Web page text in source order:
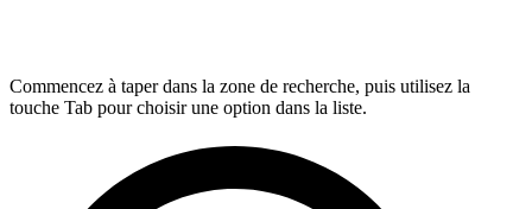
Commencez à taper dans la zone de recherche, puis utilisez la
touche Tab pour choisir une option dans la liste.